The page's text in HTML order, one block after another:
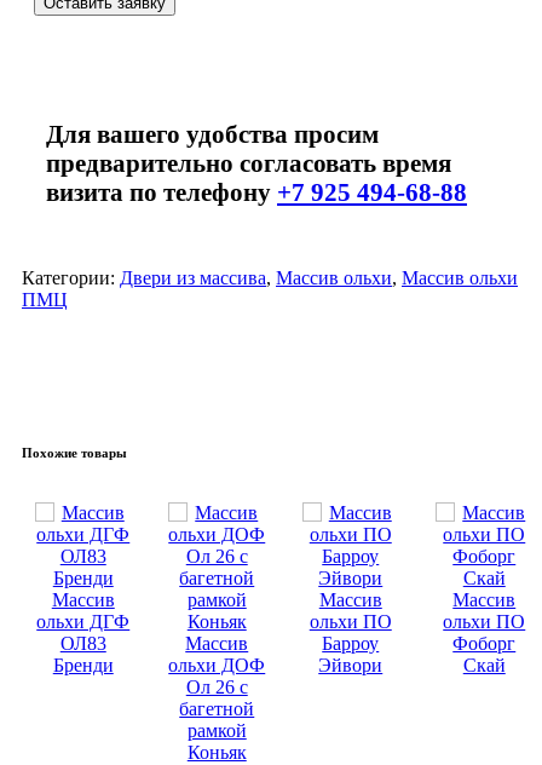
Для вашего удобства просим
предварительно согласовать время
визита по телефону +7 925 494-68-88
Категории: Двери из массива, Массив ольхи, Массив ольхи
ПМЦ
Похожие товары
Массив
ольхи ДГФ
ОЛ83
Бренди
Массив
ольхи ДОФ
Ол 26 с
багетной
рамкой
Коньяк
Массив
ольхи ПО
Барроу
Эйвори
Массив
ольхи ПО
Фоборг
Скай